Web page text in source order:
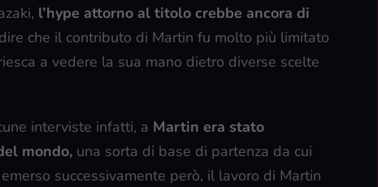
l’hype attorno al titolo crebbe ancora di
che il contributo di Martin fu molto più limitato
a vedere la sua mano dietro diverse scelte
interviste infatti, a Martin era stato
mondo, una sorta di base di partenza da cui
successivamente però, il lavoro di Martin